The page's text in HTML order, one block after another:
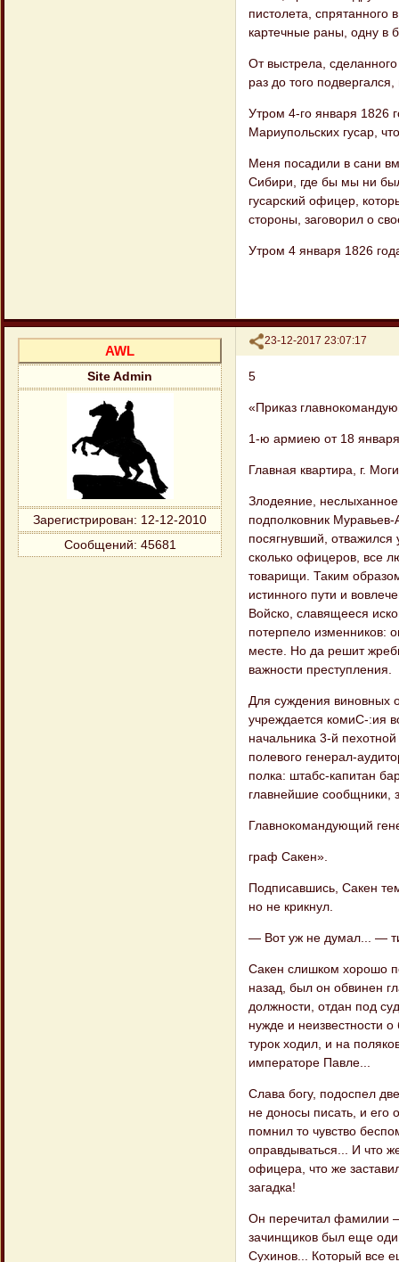
пистолета, спрятанного
картечные раны, одну в
От выстрела,
раз до того
Утром 4-го января 1826
Мариупольских гусар,
Меня посадили в сани
Сибири, где бы мы ни
гусарский офицер,
стороны, заговорил о
Утром 4 января 1826
Поделиться
23-12-2017 23:07:17
AWL
Site Admin
Зарегистрирован: 12-12-2010
Сообщений: 45681
5
«Приказ
1-ю армиею от 18
Главная квартира, г.
Злодеяние, неслыханное
подполковник
посягнувший,
сколько офицеров, все
товарищи. Таким
истинного пути и
Войско, славящееся
потерпело из​менников:
месте. Но да решит
важности преступления.
Для суждения виновных
учреждается комиС-:ия
начальника 3-й
по​левого генерал-
полка: штабс-капи​тан
главнейшие сообщники,
Главнокомандующий
граф Сакен».
Подписавшись, Сакен
но не крикнул.
— Вот уж не думал... —
Сакен слишком хорошо
назад, был он обвинен
должности, отдан под
нужде и неизвестности
турок ходил, и на
императоре Павле...
Слава богу, подоспел
не доносы писать, и его
помнил то чувство
оправдываться... И что
офицера, что же
загадка!
Он перечитал фамилии
зачинщиков был еще
Сухинов... Который все